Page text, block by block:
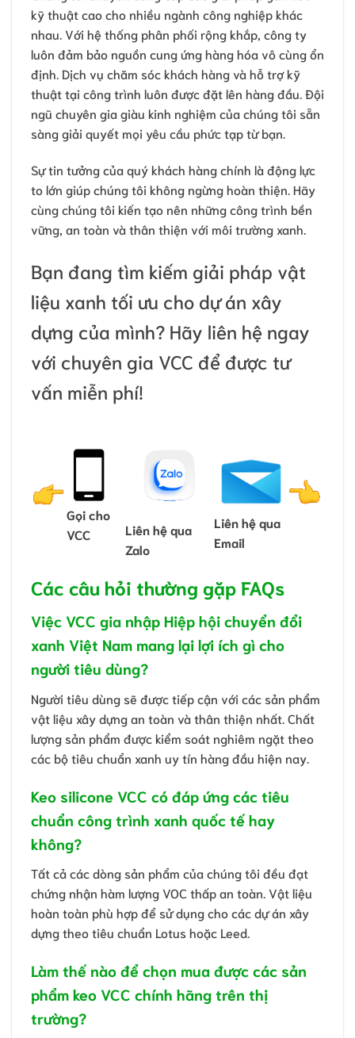
kỹ thuật cao cho nhiều ngành công nghiệp khác
nhau. Với hệ thống phân phối rộng khắp, công ty
luôn đảm bảo nguồn cung ứng hàng hóa vô cùng ổn
định. Dịch vụ chăm sóc khách hàng và hỗ trợ kỹ
thuật tại công trình luôn được đặt lên hàng đầu. Đội
ngũ chuyên gia giàu kinh nghiệm của chúng tôi sẵn
sàng giải quyết mọi yêu cầu phức tạp từ bạn.
Sự tin tưởng của quý khách hàng chính là động lực
to lớn giúp chúng tôi không ngừng hoàn thiện. Hãy
cùng chúng tôi kiến tạo nên những công trình bền
vững, an toàn và thân thiện với môi trường xanh.
Bạn đang tìm kiếm giải pháp vật
liệu xanh tối ưu cho dự án xây
dựng của mình? Hãy liên hệ ngay
với chuyên gia VCC để được tư
vấn miễn phí!
Gọi cho
VCC
Liên hệ qua
Zalo
Liên hệ qua
Email
Các câu hỏi thường gặp FAQs
Việc VCC gia nhập Hiệp hội chuyển đổi
xanh Việt Nam mang lại lợi ích gì cho
người tiêu dùng?
Người tiêu dùng sẽ được tiếp cận với các sản phẩm
vật liệu xây dựng an toàn và thân thiện nhất. Chất
lượng sản phẩm được kiểm soát nghiêm ngặt theo
các bộ tiêu chuẩn xanh uy tín hàng đầu hiện nay.
Keo silicone VCC có đáp ứng các tiêu
chuẩn công trình xanh quốc tế hay
không?
Tất cả các dòng sản phẩm của chúng tôi đều đạt
chứng nhận hàm lượng VOC thấp an toàn. Vật liệu
hoàn toàn phù hợp để sử dụng cho các dự án xây
dựng theo tiêu chuẩn Lotus hoặc Leed.
Làm thế nào để chọn mua được các sản
phẩm keo VCC chính hãng trên thị
trường?